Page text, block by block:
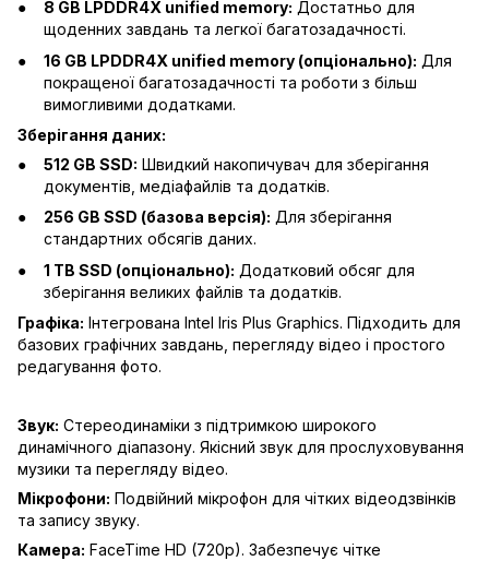
8 GB LPDDR4X unified memory: Достатньо для
щоденних завдань та легкої багатозадачності.
16 GB LPDDR4X unified memory (опціонально): Для
покращеної багатозадачності та роботи з більш
вимогливими додатками.
Зберігання даних:
512 GB SSD: Швидкий накопичувач для зберігання
документів, медіафайлів та додатків.
256 GB SSD (базова версія): Для зберігання
стандартних обсягів даних.
1 TB SSD (опціонально): Додатковий обсяг для
зберігання великих файлів та додатків.
Графіка: Інтегрована Intel Iris Plus Graphics. Підходить для
базових графічних завдань, перегляду відео і простого
редагування фото.
Звук: Стереодинаміки з підтримкою широкого
динамічного діапазону. Якісний звук для прослуховування
музики та перегляду відео.
Мікрофони: Подвійний мікрофон для чітких відеодзвінків
та запису звуку.
Камера: FaceTime HD (720p). Забезпечує чітке